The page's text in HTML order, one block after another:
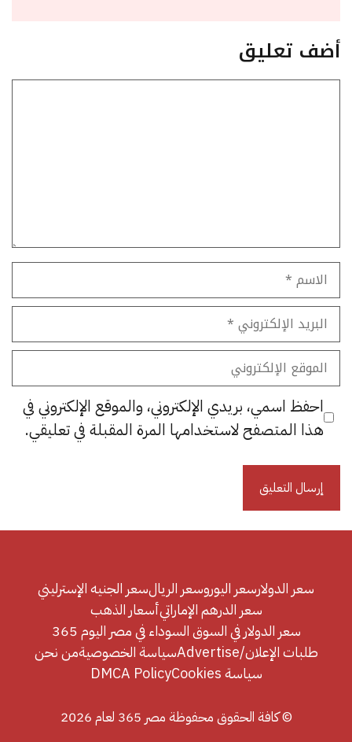
أضف تعليق
الاسم
البريد
الإلكتروني
الموقع
الإلكتروني
احفظ اسمي، بريدي الإلكتروني، والموقع الإلكتروني في
هذا المتصفح لاستخدامها المرة المقبلة في تعليقي.
سعر الدولارسعر اليوروسعر الريالسعر الجنيه الإسترليني
سعر الدرهم الإماراتيأسعار الذهب
سعر الدولار في السوق السوداء في مصر اليوم 365
طلبات الإعلان/Advertise
سياسة الخصوصيةمن نحن
سياسة Cookies
DMCA Policy
© كافة الحقوق محفوظة مصر 365 لعام 2026